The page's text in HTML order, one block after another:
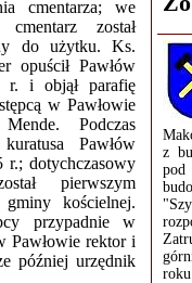
cmentarza; we
został
do użytku. Ks.
opuścił Pawłów
i objął parafię
w Pawłowie
Podczas
Pawłów
r.; dotychczasowy
pierwszym
kościelnej.
przypadnie w
Pawłowie rektor i
później urzędnik
z